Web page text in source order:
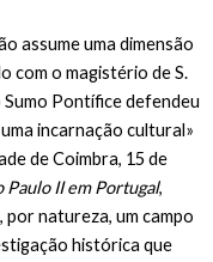
assume uma dimensão
com o magistério de S.
Pontífice defendeu
incarnação cultural»
de Coimbra, 15 de
Paulo II em Portugal,
por natureza, um campo
histórica que